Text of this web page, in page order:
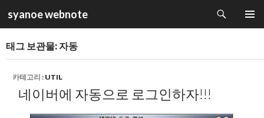
syanoe webnote
색
츠
로
건
태그 보관물: 자동
카테고리 : UTIL
네이버에 자동으로 로그인하자!!!